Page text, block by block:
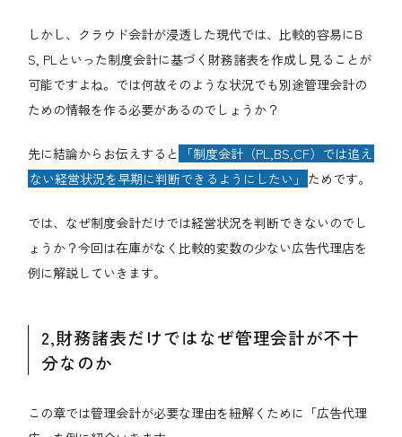
しかし、クラウド会計が浸透した現代では、比較的容易にB
S, PLといった制度会計に基づく財務諸表を作成し見ることが
可能ですよね。では何故そのような状況でも別途管理会計の
ための情報を作る必要があるのでしょうか？
先に結論からお伝えすると
「制度会計（PL,BS,CF）では追え
ない経営状況を早期に判断できるようにしたい」 ためです。
では、なぜ制度会計だけでは経営状況を判断できないのでし
ょうか？今回は在庫がなく比較的変数の少ない広告代理店を
例に解説していきます。
2,財務諸表だけではなぜ管理会計が不十
分なのか
この章では管理会計が必要な理由を紐解くために「広告代理